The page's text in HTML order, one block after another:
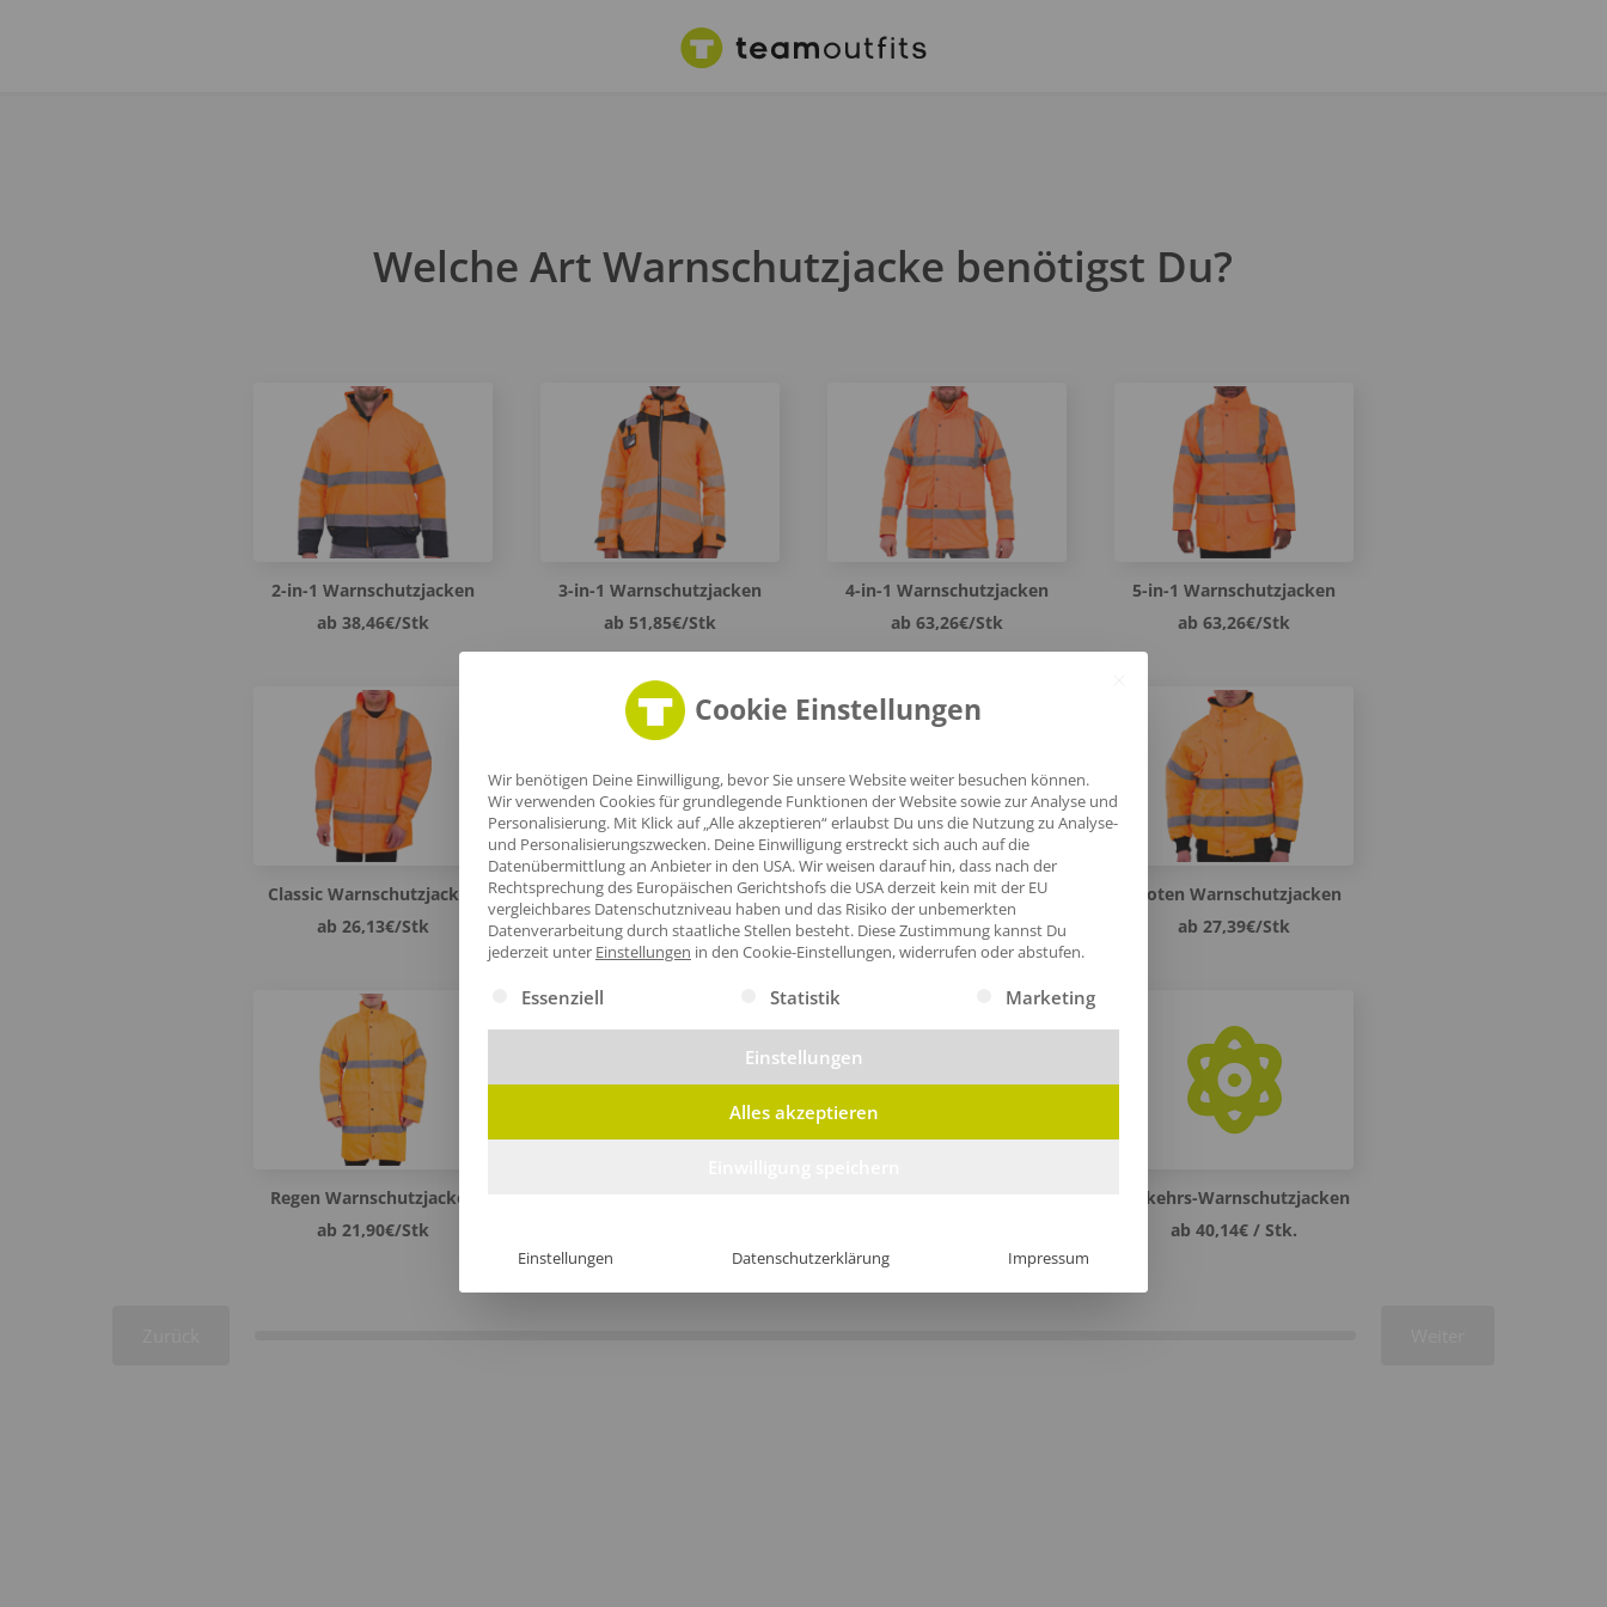
Welche Art Warnschutzjacke benötigst Du?
2-in-1 Warnschutzjacken
ab 38,46€/Stk
3-in-1 Warnschutzjacken
ab 51,85€/Stk
4-in-1 Warnschutzjacken
ab 63,26€/Stk
5-in-1 Warnschutzjacken
ab 63,26€/Stk
Classic Warnschutzjacken
ab 26,13€/Stk
Fleece Warnschutzjacken
ab 22,04€/Stk
Parka Warnschutzjacken
ab 27,39€/Stk
Piloten Warnschutzjacken
ab 27,39€/Stk
Regen Warnschutzjacken
ab 21,90€/Stk
Verkehrs-Warnschutzjacken
ab 40,14€ / Stk.
Cookie Einstellungen
Wir benötigen Deine Einwilligung, bevor Sie unsere Website weiter besuchen können.
Wir verwenden Cookies für grundlegende Funktionen der Website sowie zur Analyse und
Personalisierung. Mit Klick auf „Alle akzeptieren“ erlaubst Du uns die Nutzung zu Analyse-
und Personalisierungszwecken. Deine Einwilligung erstreckt sich auch auf die
Datenübermittlung an Anbieter in den USA. Wir weisen darauf hin, dass nach der
Rechtsprechung des Europäischen Gerichtshofs die USA derzeit kein mit der EU
vergleichbares Datenschutzniveau haben und das Risiko der unbemerkten
Datenverarbeitung durch staatliche Stellen besteht. Diese Zustimmung kannst Du
jederzeit unter Einstellungen in den Cookie-Einstellungen, widerrufen oder abstufen.
Es folgt eine Liste der Service-Gruppen, für die eine Einwilligung erteilt werden kann. Die erste Service-Gruppe ist essenziell und kann
Essenziell Statistik Marketing
Einstellungen
Alles akzeptieren
Einstellungen Datenschutzerklärung Impressum